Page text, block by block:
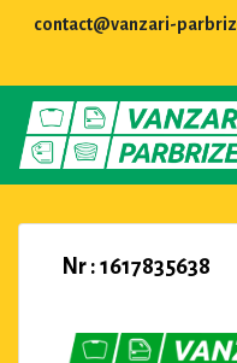
contact@vanzari-
Nr : 1617835638